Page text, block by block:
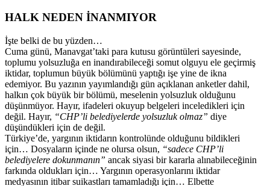
HALK NEDEN İNANMIYOR
İşte belki de bu yüzden…
Cuma günü, Manavgat’taki para kutusu görüntüleri sayesinde,
toplumu yolsuzluğa en inandırabileceği somut olguyu ele geçirmiş
iktidar, toplumun büyük bölümünü yaptığı işe yine de ikna
edemiyor. Bu yazının yayımlandığı gün açıklanan anketler dahil,
halkın çok büyük bir bölümü, meselenin yolsuzluk olduğunu
düşünmüyor. Hayır, ifadeleri okuyup belgeleri inceledikleri için
değil. Hayır, “CHP’li belediyelerde yolsuzluk olmaz” diye
düşündükleri için de değil.
Türkiye’de, yargının iktidarın kontrolünde olduğunu bildikleri
için… Dosyaların içinde ne olursa olsun, “sadece CHP’li
belediyelere dokunmanın” ancak siyasi bir kararla alınabileceğinin
farkında oldukları için… Yargının operasyonlarını iktidar
medyasının itibar suikastları tamamladığı için… Elbette